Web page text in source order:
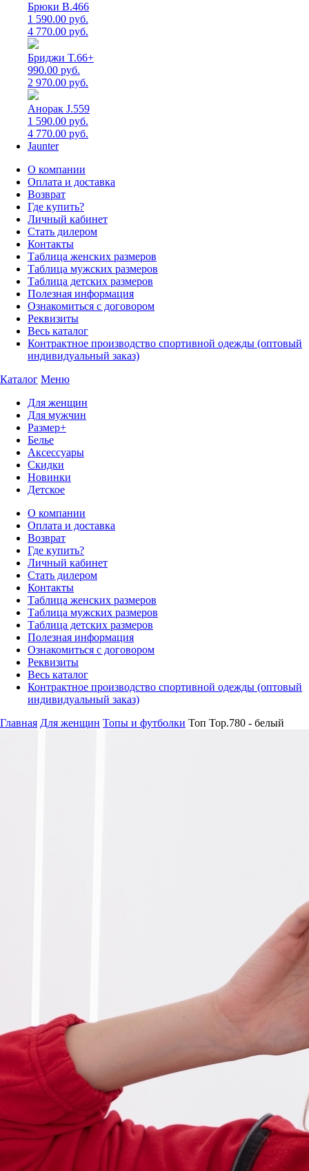
Брюки B.466
1 590.00 руб.
4 770.00 руб.
Бриджи T.66+
990.00 руб.
2 970.00 руб.
Анорак J.559
1 590.00 руб.
4 770.00 руб.
Jaunter
О компании
Оплата и доставка
Возврат
Где купить?
Личный кабинет
Стать дилером
Контакты
Таблица женских размеров
Таблица мужских размеров
Таблица детских размеров
Полезная информация
Ознакомиться с договором
Реквизиты
Весь каталог
Контрактное производство спортивной одежды (оптовый
индивидуальный заказ)
Каталог Меню
Для женщин
Для мужчин
Размер+
Белье
Аксессуары
Скидки
Новинки
Детское
О компании
Оплата и доставка
Возврат
Где купить?
Личный кабинет
Стать дилером
Контакты
Таблица женских размеров
Таблица мужских размеров
Таблица детских размеров
Полезная информация
Ознакомиться с договором
Реквизиты
Весь каталог
Контрактное производство спортивной одежды (оптовый
индивидуальный заказ)
Главная Для женщин Топы и футболки Топ Top.780 - белый